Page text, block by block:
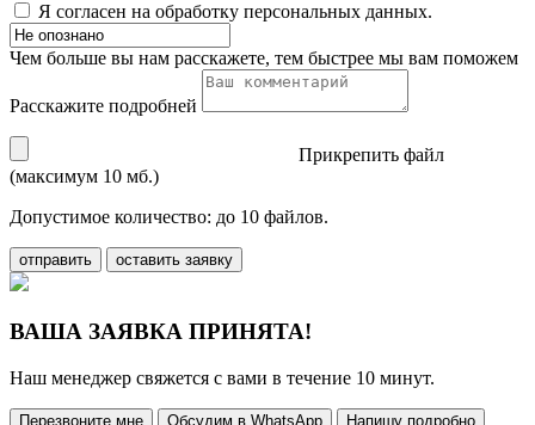
Я согласен на обработку персональных данных.
Чем больше вы нам расскажете, тем быстрее мы вам поможем
Расскажите подробней
Прикрепить файл
(максимум 10 мб.)
Допустимое количество: до 10 файлов.
отправить оставить заявку
ВАША ЗАЯВКА ПРИНЯТА!
Наш менеджер свяжется с вами в течение 10 минут.
Перезвоните мне Обсудим в WhatsApp Напишу подробно